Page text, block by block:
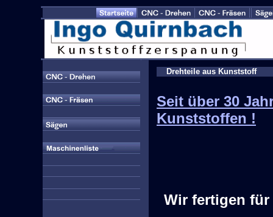
Drehteile aus Kunststoff
Seit über 30
Kunststoffen !
Wir fertigen für